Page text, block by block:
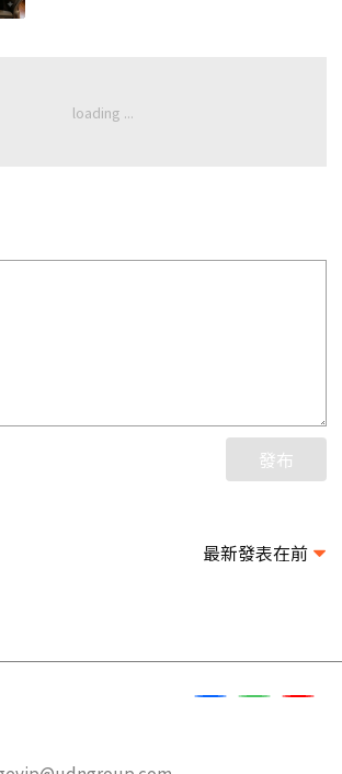
發布
最新發表在前